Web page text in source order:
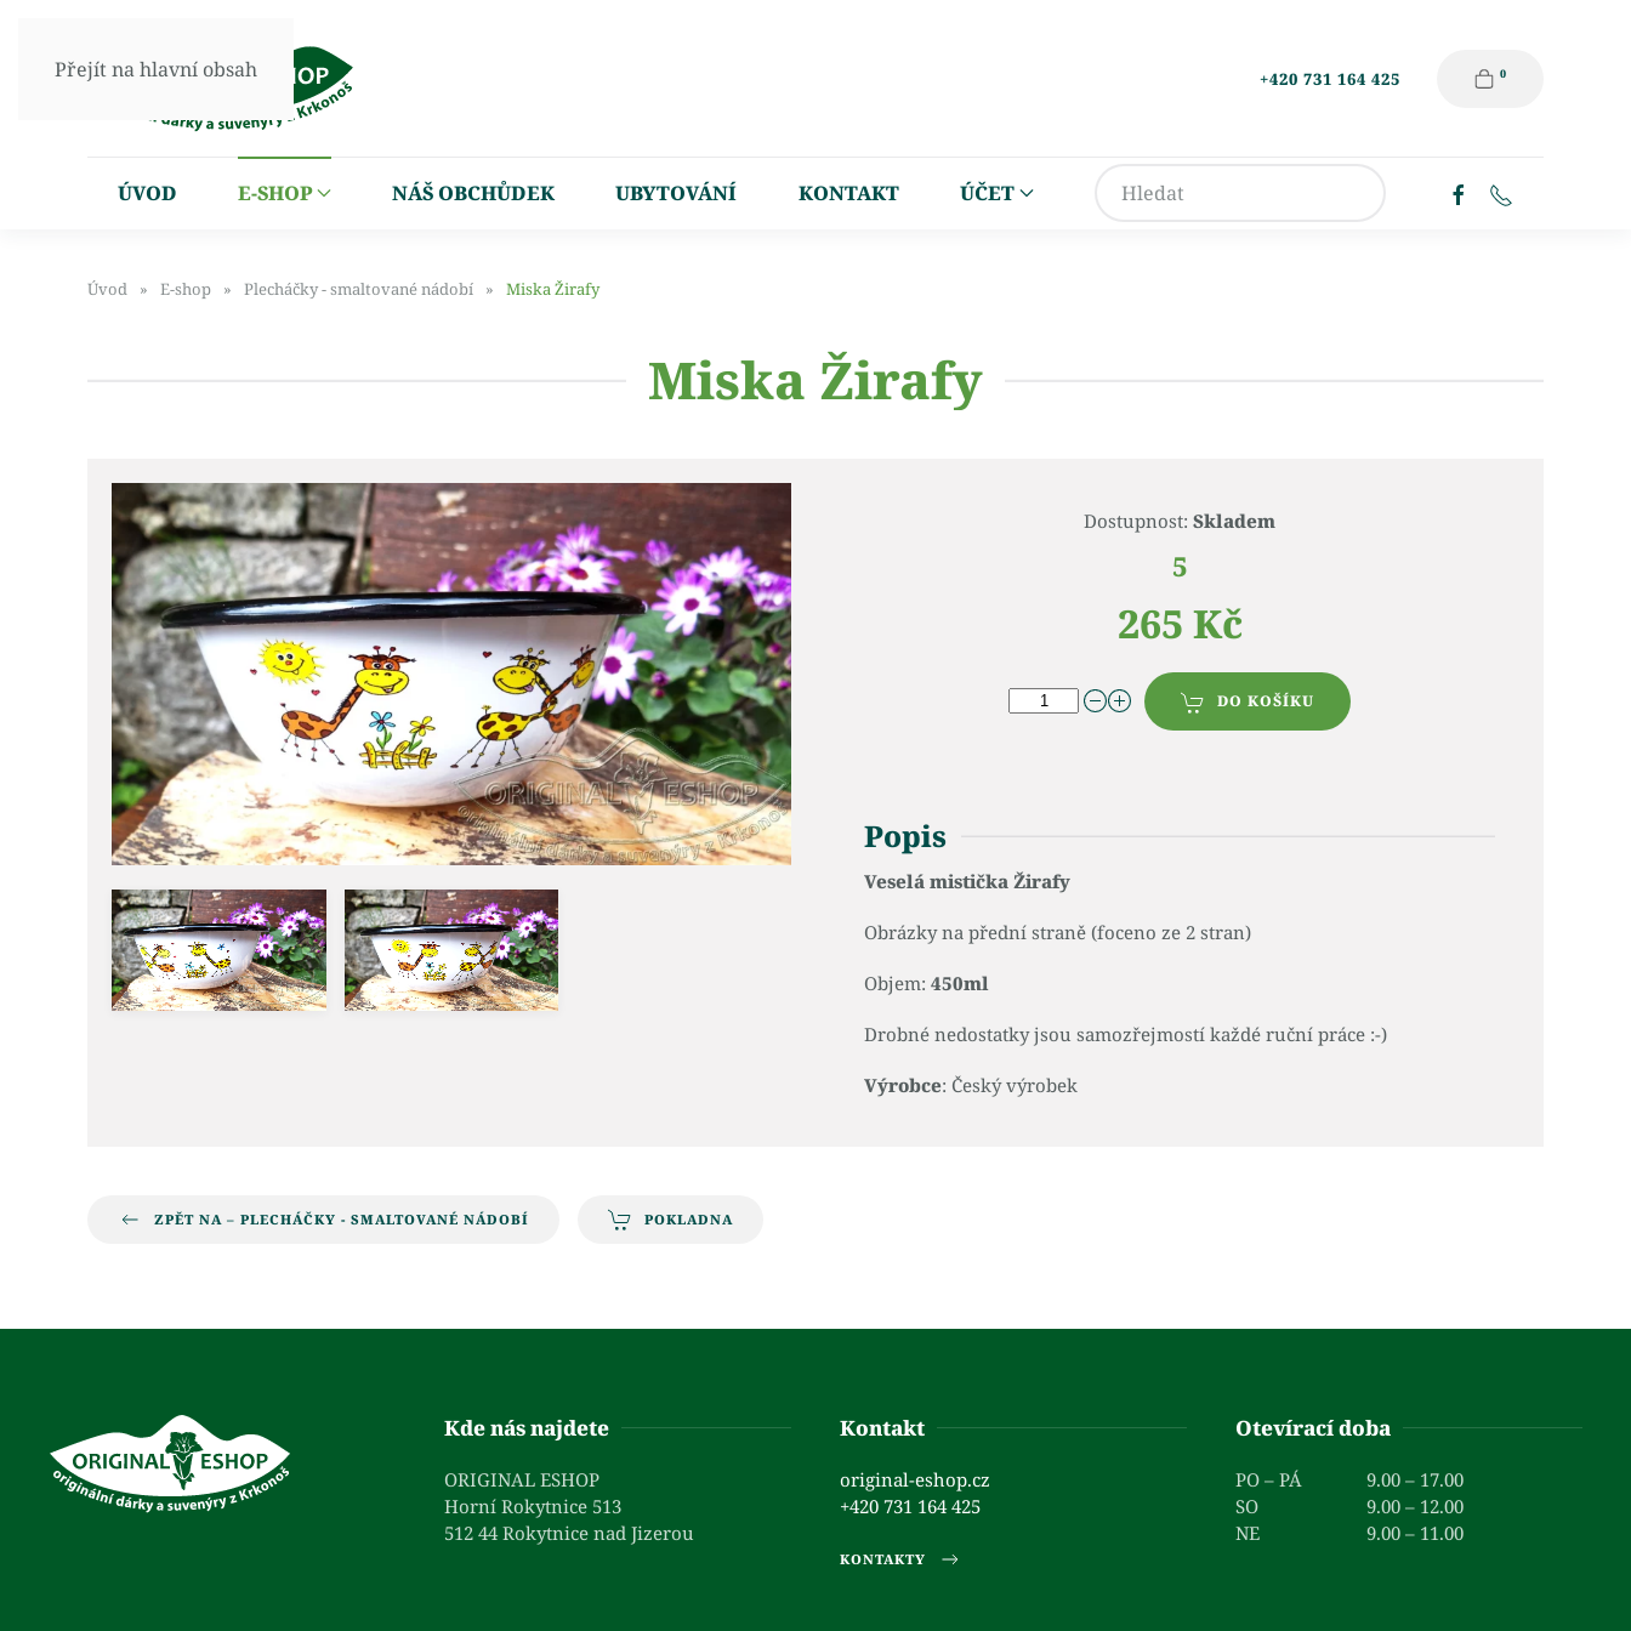
Přejít na hlavní obsah +420 731 164 425 0
ÚVOD E-SHOP NÁŠ OBCHŮDEK UBYTOVÁNÍ KONTAKT ÚČET
Úvod E-shop Plecháčky - smaltované nádobí Miska Žirafy
Miska Žirafy
Dostupnost: Skladem
5
265 Kč
DO KOŠÍKU
Popis
Veselá mistička Žirafy
Obrázky na přední straně (foceno ze 2 stran)
Objem: 450ml
Drobné nedostatky jsou samozřejmostí každé ruční práce :-)
Výrobce: Český výrobek
ZPĚT NA – PLECHÁČKY - SMALTOVANÉ NÁDOBÍ POKLADNA
Kde nás najdete
ORIGINAL ESHOP
Horní Rokytnice 513
512 44 Rokytnice nad Jizerou
Kontakt
original-eshop.cz
+420 731 164 425
KONTAKTY
Otevírací doba
PO – PÁ
9.00 – 17.00
SO
9.00 – 12.00
NE
9.00 – 11.00